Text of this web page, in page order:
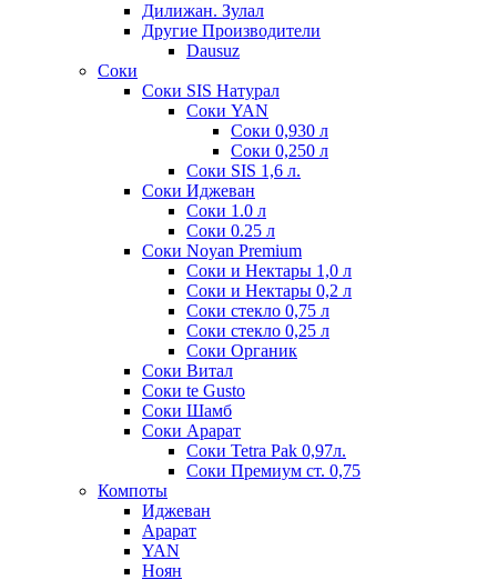
Дилижан. Зулал
Другие Производители
Dausuz
Соки
Соки SIS Натурал
Соки YAN
Соки 0,930 л
Соки 0,250 л
Соки SIS 1,6 л.
Соки Иджеван
Соки 1.0 л
Соки 0.25 л
Соки Noyan Premium
Соки и Нектары 1,0 л
Соки и Нектары 0,2 л
Соки стекло 0,75 л
Соки стекло 0,25 л
Соки Органик
Соки Витал
Соки te Gusto
Соки Шамб
Соки Арарат
Соки Tetra Pak 0,97л.
Соки Премиум ст. 0,75
Компоты
Иджеван
Арарат
YAN
Ноян